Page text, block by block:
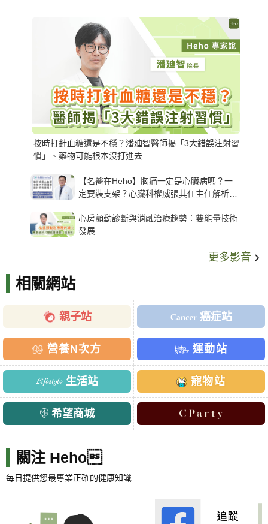
按時打針血糖還是不穩？潘廸智醫師揭「3大錯誤注射習
慣」、藥物可能根本沒打進去
【名醫在Heho】胸痛一定是心臟病嗎？一
定要裝支架？心臟科權威張其任主任解析支
心房顫動診斷與消融治療趨勢：雙能量技術
發展
更多影音
相關網站
親子站 癌症站
營養N次方 運動站
生活站 寵物站
希望商城
關注 Heho
每日提供您最專業正確的健康知識